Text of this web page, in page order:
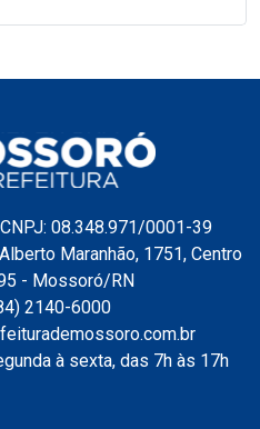
08.348.971/0001-39
Maranhão, 1751, Centro
- Mossoró/RN
2140-6000
à sexta, das 7h às 17h